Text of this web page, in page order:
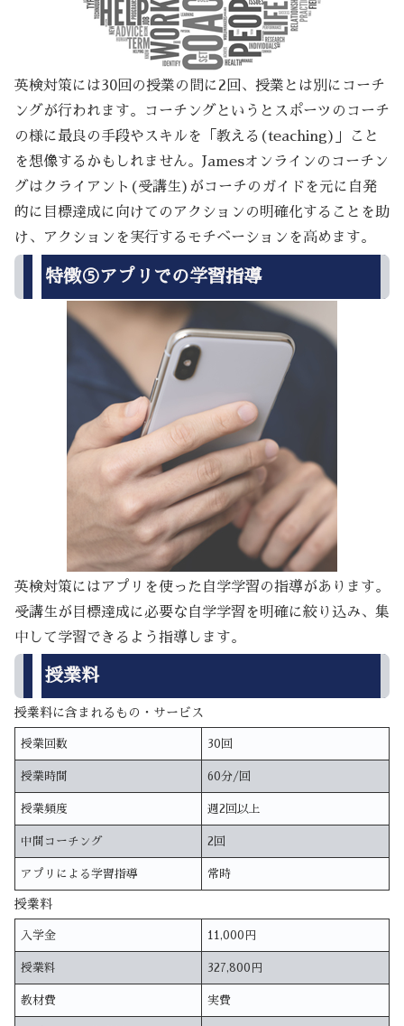
英検対策には30回の授業の間に2回、授業とは別にコーチ
ングが行われます。コーチングというとスポーツのコーチ
の様に最良の手段やスキルを「教える(teaching)」こと
を想像するかもしれません。Jamesオンラインのコーチン
グはクライアント(受講生)がコーチのガイドを元に自発
的に目標達成に向けてのアクションの明確化することを助
け、アクションを実行するモチベーションを高めます。
特徴⑤アプリでの学習指導
英検対策にはアプリを使った自学学習の指導があります。
受講生が目標達成に必要な自学学習を明確に絞り込み、集
中して学習できるよう指導します。
授業料
授業料に含まれるもの・サービス
授業回数 30回
授業時間 60分/回
授業頻度 週2回以上
中間コーチング 2回
アプリによる学習指導 常時
授業料
入学金 11,000円
授業料 327,800円
教材費 実費